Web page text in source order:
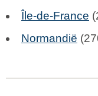
Île-de-France
Normandië